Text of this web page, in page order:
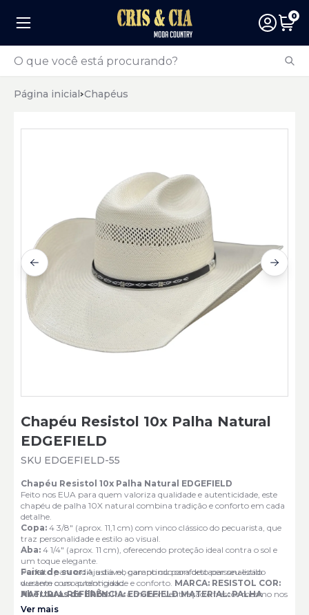
0
Página inicial Chapéus
Chapéu Resistol 10x Palha Natural
EDGEFIELD
SKU EDGEFIELD-55
Chapéu Resistol 10x Palha Natural EDGEFIELD
Feito nos EUA para quem valoriza qualidade e autenticidade, este
chapéu de palha 10X natural combina tradição e conforto em cada
detalhe.
Copa: 4 3/8" (aprox. 11,1 cm) com vinco clássico do pecuarista, que
traz personalidade e estilo ao visual.
Aba: 4 1/4" (aprox. 11 cm), oferecendo proteção ideal contra o sol e
um toque elegante.
Faixa de suor:Ajustável, garantindo conforto personalizado
durante o uso prolongado.
Aberturas de ilhós:Para melhor ventilação e frescor mesmo nos
dias mais quentes.
Perfeito para o dia a dia no campo ou para destacar seu estilo
western com autenticidade e conforto. MARCA: RESISTOL COR:
NATURAL REFERÊNCIA: EDGEFIELD MATERIAL: PALHA
Ver mais